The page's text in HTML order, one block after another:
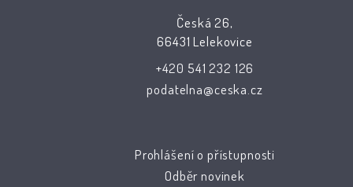
Česká 26,
66431 Lelekovice
+420 541 232 126
podatelna@ceska.cz
Prohlášení o přístupnosti
Odběr novinek